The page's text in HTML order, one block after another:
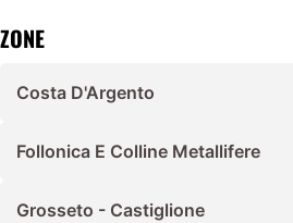
ZONE
Costa D'Argento
Follonica E Colline Metallifere
Grosseto - Castiglione